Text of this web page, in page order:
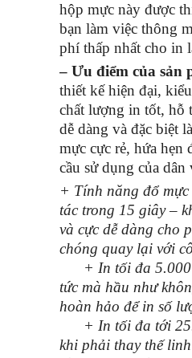
hộp mực này được
bạn làm việc thông
phí thấp nhất cho in
– Ưu điểm của sản
thiết kế hiện đại,
chất lượng in tốt, hỗ
dễ dàng và đặc biệt
mực cực rẻ, hứa hẹn
cầu sử dụng của dân
+ Tính năng đổ
tác trong 15 giây –
và cực dễ dàng cho
chóng quay lại với
+ In tối đa 5.000
tức mà hầu như
hoàn hảo để in số
+ In tối đa tới
khi phải thay thế